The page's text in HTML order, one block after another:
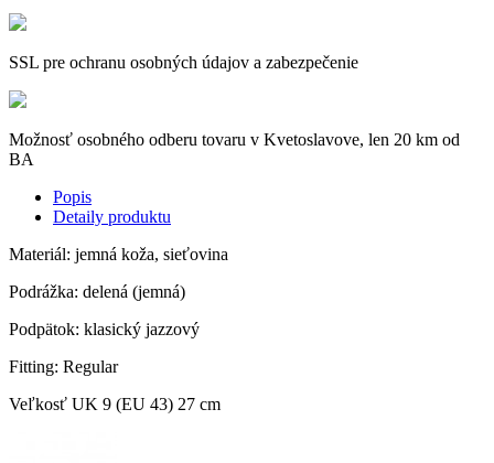
SSL pre ochranu osobných údajov a zabezpečenie
Možnosť osobného odberu tovaru v Kvetoslavove, len 20 km od
BA
Popis
Detaily produktu
Materiál: jemná koža, sieťovina
Podrážka: delená (jemná)
Podpätok: klasický jazzový
Fitting: Regular
Veľkosť UK 9 (EU 43) 27 cm